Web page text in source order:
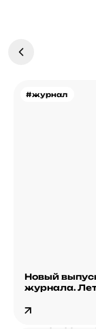
#журнал
Новый
журнала.